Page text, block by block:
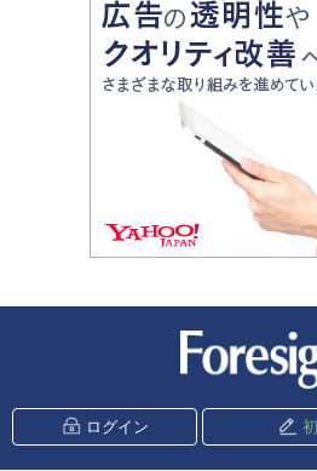
ログイン